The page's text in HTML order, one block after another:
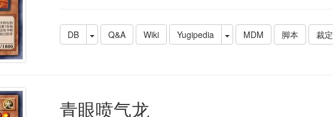
DB Q&A Wiki Yugipedia MDM 脚本 裁定
青眼喷气龙